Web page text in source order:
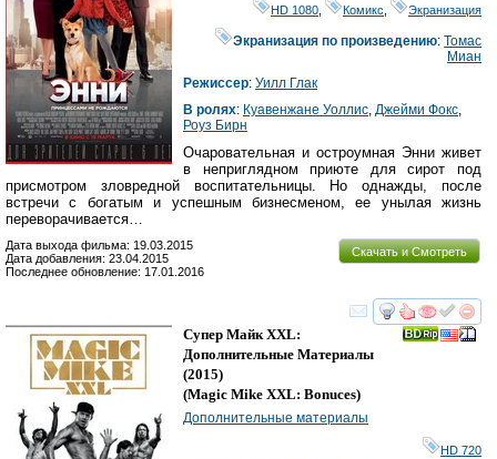
HD 1080 Комикс Экранизация
Экранизация по произведению:Томас
Миан
Режиссер: Уилл Глак
В ролях: Куавенжане Уоллис Джейми Фокс
Роуз Бирн
Очаровательная и остроумная Энни живет
в неприглядном приюте для сирот под
присмотром зловредной воспитательницы. Но однажды, после
встречи с богатым и успешным бизнесменом, ее унылая жизнь
переворачивается…
Скачать и Смотреть
Дата выхода фильма: 19.03.2015
Дата добавления: 23.04.2015
Последнее обновление: 17.01.2016
смотреть
Супер Майк XXL:
Дополнительные Материалы
(2015)
(Magic Mike XXL: Bonuces)
Дополнительные материалы
HD 720